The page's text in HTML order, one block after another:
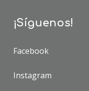
¡Síguenos!
Facebook
Instagram